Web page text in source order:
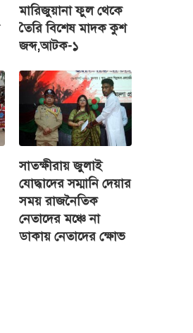
মারিজুয়ানা ফুল থেকে
তৈরি বিশেষ মাদক কুশ
জব্দ,আটক-১
সাতক্ষীরায় জুলাই
যোদ্ধাদের সম্মানি দেয়ার
সময় রাজনৈতিক
নেতাদের মঞ্চে না
ডাকায় নেতাদের ক্ষোভ